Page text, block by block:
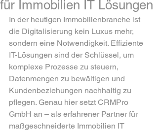
für Immobilien IT Lösungen
In der heutigen Immobilienbranche ist
die Digitalisierung kein Luxus mehr,
sondern eine Notwendigkeit. Effiziente
IT-Lösungen sind der Schlüssel, um
komplexe Prozesse zu steuern,
Datenmengen zu bewältigen und
Kundenbeziehungen nachhaltig zu
pflegen. Genau hier setzt CRMPro
GmbH an – als erfahrener Partner für
maßgeschneiderte Immobilien IT